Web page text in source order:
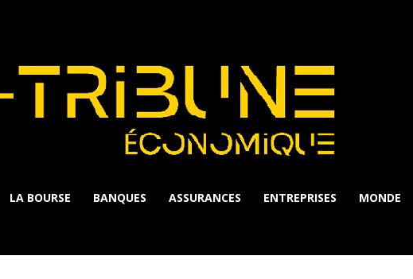
LA BOURSE BANQUES ASSURANCES ENTREPRISES MONDE